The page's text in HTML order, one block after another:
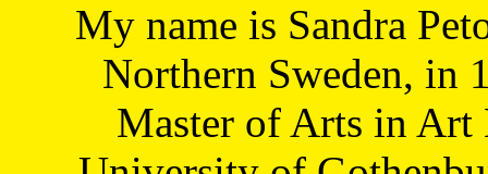
My name is Sandra
Northern Sweden, in
Master of Arts in Art